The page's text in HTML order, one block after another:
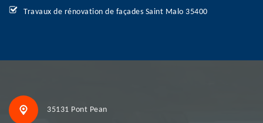
Travaux de rénovation de façades Saint Malo 35400
35131 Pont Pean